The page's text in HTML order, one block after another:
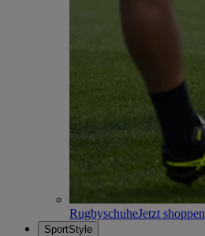
RugbyschuheJetzt shoppen
SportStyle